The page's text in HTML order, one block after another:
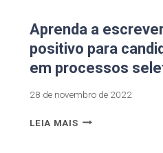
Aprenda a
positivo para
em processos
28 de novembro de 2022
LEIA MAIS